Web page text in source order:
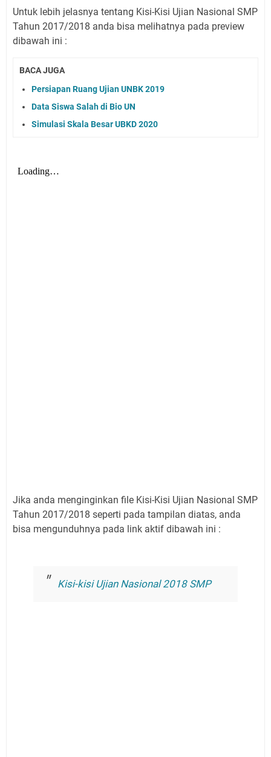
Untuk lebih jelasnya tentang Kisi-Kisi Ujian Nasional SMP
Tahun 2017/2018 anda bisa melihatnya pada preview
dibawah ini :
BACA JUGA
Persiapan Ruang Ujian UNBK 2019
Data Siswa Salah di Bio UN
Simulasi Skala Besar UBKD 2020
Jika anda menginginkan file Kisi-Kisi Ujian Nasional SMP
Tahun 2017/2018 seperti pada tampilan diatas, anda
bisa mengunduhnya pada link aktif dibawah ini :
Kisi-kisi Ujian Nasional 2018 SMP